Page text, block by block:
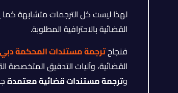
لهذا ليست كل الترجمات متشابهة
القضائية بالاحترافية المطلوبة.
فنجاحترجمة مستندات المحكمة دبي
القضائية، وآليات التدقيق
وترجمة مستندات قضائية معتمدة